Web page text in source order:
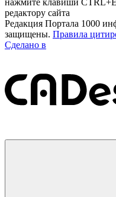
редактору сайта
Редакция Портала 1000
защищены. Правила
Сделано в